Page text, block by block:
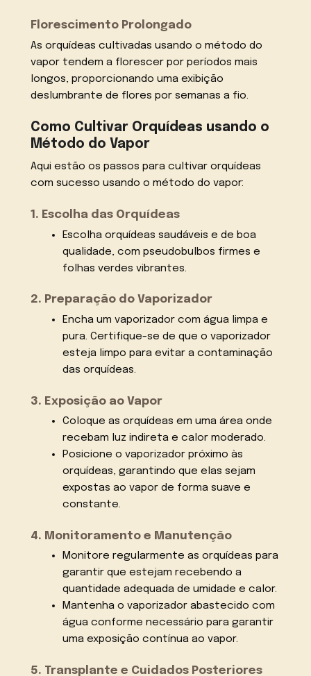
Florescimento Prolongado
As orquídeas cultivadas usando o método do
vapor tendem a florescer por períodos mais
longos, proporcionando uma exibição
deslumbrante de flores por semanas a fio.
Como Cultivar Orquídeas usando o
Método do Vapor
Aqui estão os passos para cultivar orquídeas
com sucesso usando o método do vapor:
1. Escolha das Orquídeas
Escolha orquídeas saudáveis e de boa
qualidade, com pseudobulbos firmes e
folhas verdes vibrantes.
2. Preparação do Vaporizador
Encha um vaporizador com água limpa e
pura. Certifique-se de que o vaporizador
esteja limpo para evitar a contaminação
das orquídeas.
3. Exposição ao Vapor
Coloque as orquídeas em uma área onde
recebam luz indireta e calor moderado.
Posicione o vaporizador próximo às
orquídeas, garantindo que elas sejam
expostas ao vapor de forma suave e
constante.
4. Monitoramento e Manutenção
Monitore regularmente as orquídeas para
garantir que estejam recebendo a
quantidade adequada de umidade e calor.
Mantenha o vaporizador abastecido com
água conforme necessário para garantir
uma exposição contínua ao vapor.
5. Transplante e Cuidados Posteriores